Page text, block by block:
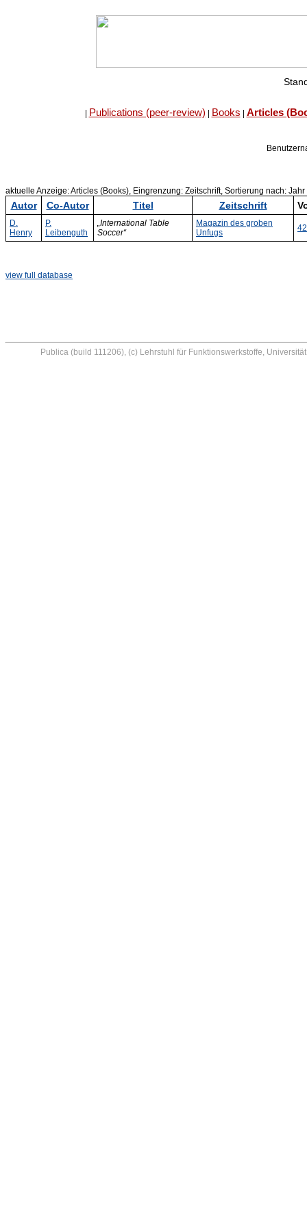
Publications (peer-review) Books Articles
aktuelle Anzeige: Articles (Books), Eingrenzung: Zeitschrift, Sortierung nach:
Autor Co-Autor Titel Zeitschrift
D.
Henry
P.
Leibenguth
„International Table
Soccer“
Magazin des groben
Unfugs
42
view full database
Publica (build 111206), (c) Lehrstuhl für Funktionswerkstoffe,